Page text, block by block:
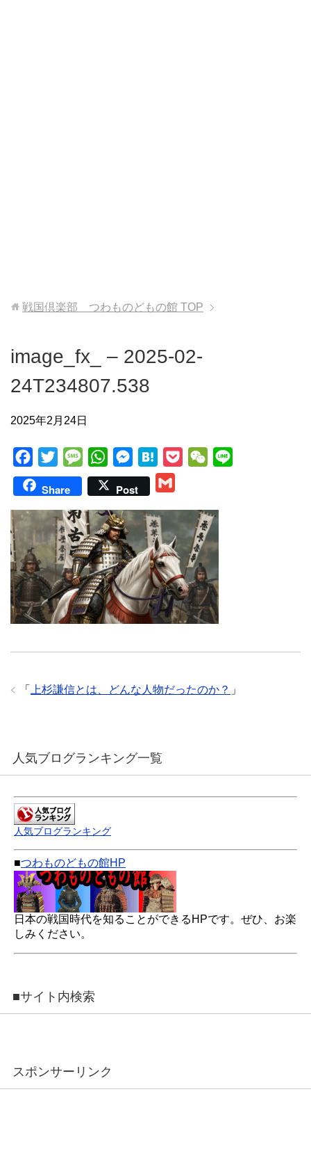
戦国倶楽部 つわものどもの館 TOP
image_fx_ – 2025-02-
24T234807.538
2025年2月24日
a
c
b
o
o
w
i
t
t
e
r
M
e
s
s
a
g
e
W
h
a
t
s
A
p
p
e
s
s
n
g
e
r
a
t
e
n
a
e
W
h
a
Share Post
i
l
「 上杉謙信とは、どんな人物だったのか？ 」
人気ブログランキング一覧
人気ブログランキング
■つわものどもの館HP
日本の戦国時代を知ることができるHPです。ぜひ、お楽
しみください。
■サイト内検索
スポンサーリンク